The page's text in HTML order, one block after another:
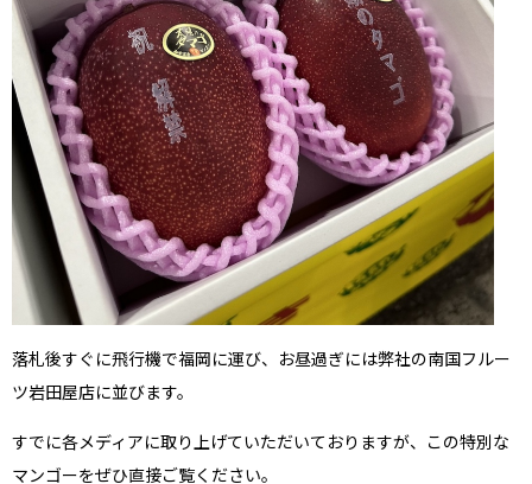
落札後すぐに飛行機で福岡に運び、お昼過ぎには弊社の南国フルー
ツ岩田屋店に並びます。
すでに各メディアに取り上げていただいておりますが、この特別な
マンゴーをぜひ直接ご覧ください。